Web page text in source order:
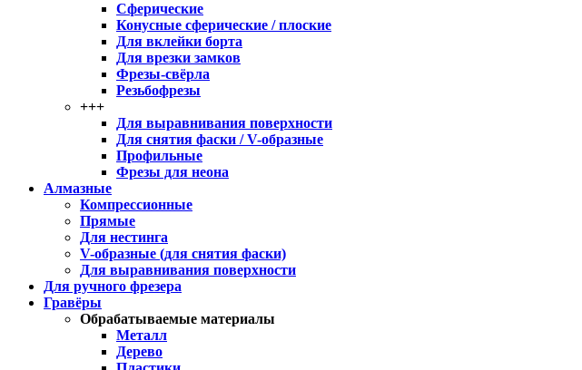
Сферические
Конусные сферические / плоские
Для вклейки борта
Для врезки замков
Фрезы-свёрла
Резьбофрезы
+++
Для выравнивания поверхности
Для снятия фаски / V-образные
Профильные
Фрезы для неона
Алмазные
Компрессионные
Прямые
Для нестинга
V-образные (для снятия фаски)
Для выравнивания поверхности
Для ручного фрезера
Гравёры
Обрабатываемые материалы
Металл
Дерево